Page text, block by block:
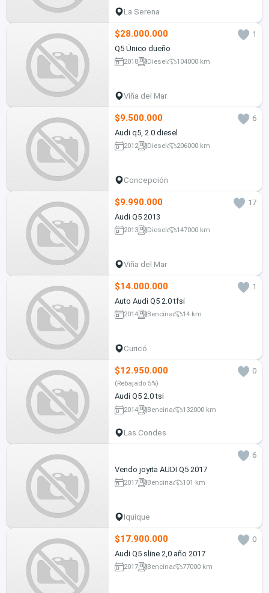
La Serena
$28.000.000
1
Q5 Único dueño
2018 Diesel 104000 km
Viña del Mar
$9.500.000
6
Audi q5, 2.0 diesel
2012 Diesel 206000 km
Concepción
$9.990.000
17
Audi Q5 2013
2013 Diesel 147000 km
Viña del Mar
$14.000.000
1
Auto Audi Q5 2.0 tfsi
2014 Bencina 14 km
Curicó
$12.950.000 0
(Rebajado 5%)
Audi Q5 2.0 tsi
2014 Bencina 132000 km
Las Condes
6
Vendo joyita AUDI Q5 2017
2017 Bencina 101 km
Iquique
$17.900.000
0
Audi Q5 sline 2,0 año 2017
2017 Bencina 77000 km